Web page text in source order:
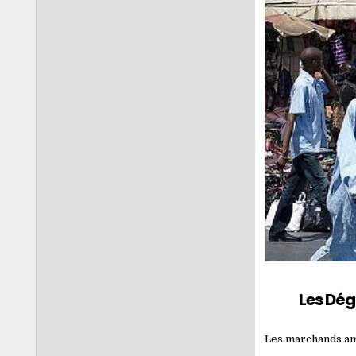
Les
Les marchands